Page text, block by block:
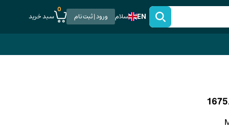
EN سلام ورود | ثبت نام
0
سبد خرید